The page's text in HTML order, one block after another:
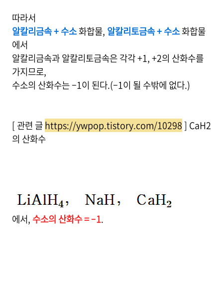
따라서
알칼리금속 + 수소화합물, 알칼리토금속 + 수소화합물
에서
알칼리금속과 알칼리토금속은 각각 +1, +2의 산화수를
가지므로,
수소의 산화수는 –1이 된다.(–1이 될 수밖에 없다.)
[ 관련 글https://ywpop.tistory.com/10298] CaH2
의 산화수
에서, 수소의 산화수 = –1.